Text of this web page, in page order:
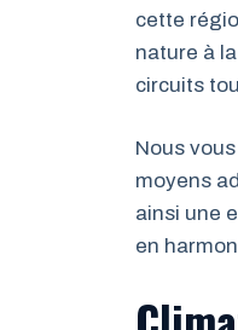
cette
nature à
circuits
Nous
moyens
ainsi une
en